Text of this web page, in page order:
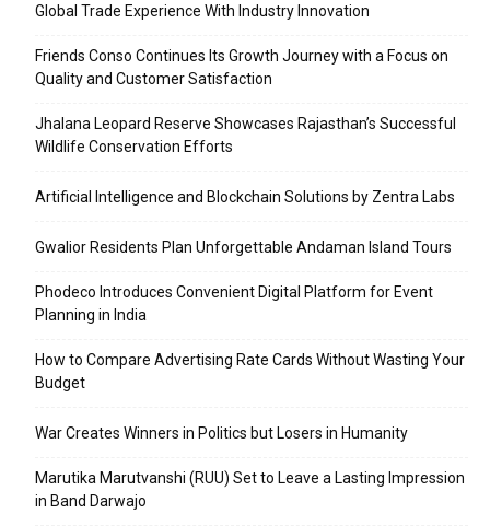
Global Trade Experience With Industry Innovation
Friends Conso Continues Its Growth Journey with a Focus on
Quality and Customer Satisfaction
Jhalana Leopard Reserve Showcases Rajasthan’s Successful
Wildlife Conservation Efforts
Artificial Intelligence and Blockchain Solutions by Zentra Labs
Gwalior Residents Plan Unforgettable Andaman Island Tours
Phodeco Introduces Convenient Digital Platform for Event
Planning in India
How to Compare Advertising Rate Cards Without Wasting Your
Budget
War Creates Winners in Politics but Losers in Humanity
Marutika Marutvanshi (RUU) Set to Leave a Lasting Impression
in Band Darwajo